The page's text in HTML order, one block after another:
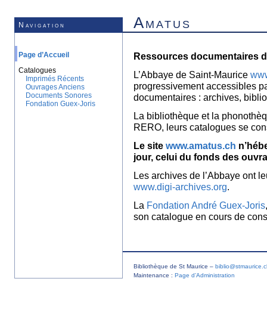
Navigation Amatus
Page d’Accueil
Catalogues
Imprimés Récents
Ouvrages Anciens
Documents Sonores
Fondation Guex-Joris
Ressources documentaires
L’Abbaye de Saint-Maurice
progressivement accessibles
documentaires : archives,
La bibliothèque et la
RERO, leurs catalogues se
Le site www.amatus.ch
jour, celui du fonds des
Les archives de l’Abbaye ont
www.digi-archives.org.
La Fondation André Guex-Joris
son catalogue en cours de
Bibliothèque de St Maurice –
Maintenance : Page d’Administration